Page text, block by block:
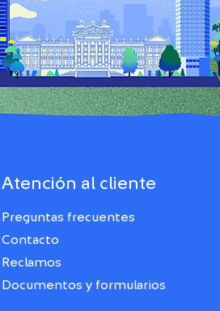
Atención al cliente
Preguntas frecuentes
Contacto
Reclamos
Documentos y formularios